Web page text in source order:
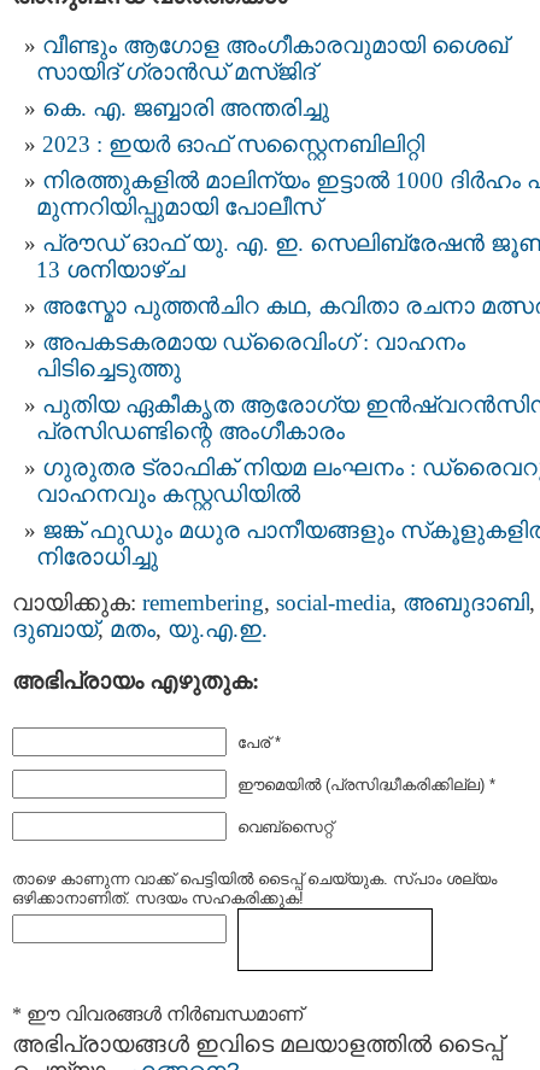
വീണ്ടും ആഗോള അംഗീകാരവുമായി ശൈഖ്
സായിദ് ഗ്രാൻഡ് മസ്ജിദ്
കെ. എ. ജബ്ബാരി അന്തരിച്ചു
2023 : ഇയർ ഓഫ് സസ്റ്റൈനബിലിറ്റി
നിരത്തുകളിൽ മാലിന്യം ഇട്ടാൽ 1000 ദിർഹം
മുന്നറിയിപ്പുമായി പോലീസ്
പ്രൗഡ് ഓഫ് യു. എ. ഇ. സെലിബ്രേഷൻ
13 ശനിയാഴ്ച
അസ്മോ പുത്തൻചിറ കഥ, കവിതാ രചനാ
അപകടകരമായ ഡ്രൈവിംഗ് : വാഹനം
പിടിച്ചെടുത്തു
പുതിയ ഏകീകൃത ആരോഗ്യ
പ്രസിഡണ്ടിന്റെ അംഗീകാരം
ഗുരുതര ട്രാഫിക് നിയമ ലംഘനം :
വാഹനവും കസ്റ്റഡിയിൽ
ജങ്ക് ഫുഡും മധുര പാനീയങ്ങളും
നിരോധിച്ചു
വായിക്കുക: remembering, social-media, അബുദാബി,
ദുബായ്‌, മതം, യു.എ.ഇ.
അഭിപ്രായം എഴുതുക:
പേര് *
ഈമെയില്‍ (പ്രസിദ്ധീകരിക്കില്ല) *
വെബ്സൈറ്റ്
താഴെ കാണുന്ന വാക്ക് പെട്ടിയില്‍ ടൈപ്പ്‌ ചെയ്യുക. സ്പാം ശല്യം
ഒഴിക്കാനാണിത്. സദയം സഹകരിക്കുക!
* ഈ വിവരങ്ങള്‍ നിര്‍ബന്ധമാണ്
അഭിപ്രായങ്ങള്‍ ഇവിടെ മലയാളത്തില്‍ ടൈപ്പ്